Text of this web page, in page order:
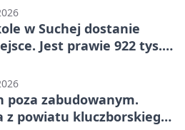
w Suchej dostanie
Jest prawie 922 tys.
poza zabudowanym.
z powiatu kluczborskiego